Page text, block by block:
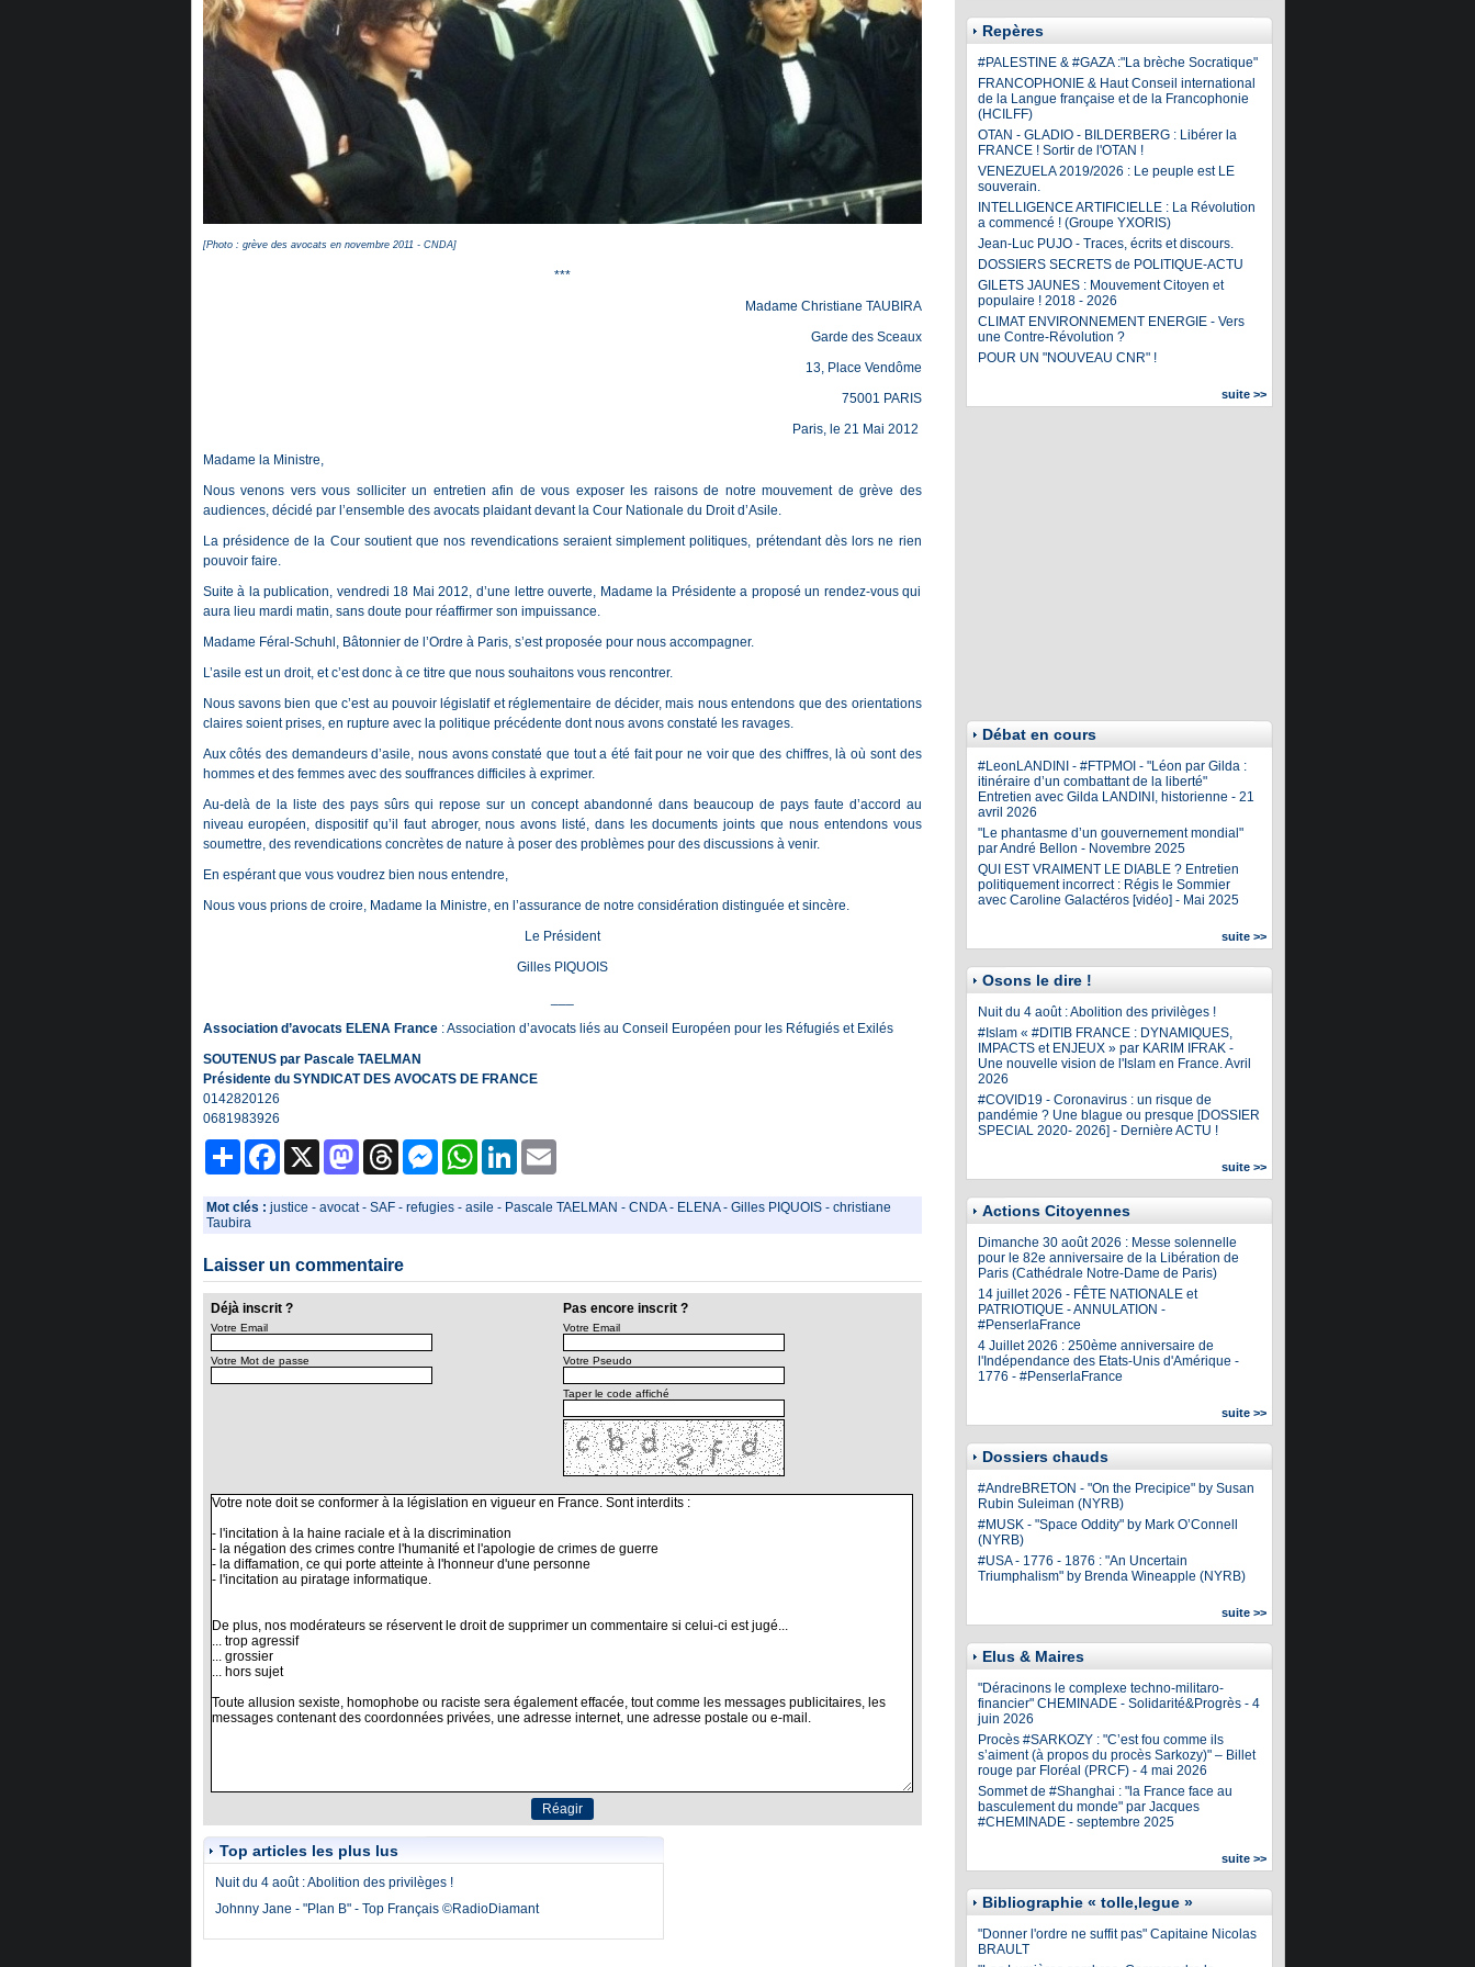
[Photo : grève des avocats en novembre 2011 - CNDA]
***
Madame Christiane TAUBIRA
Garde des Sceaux
13, Place Vendôme
75001 PARIS
Paris, le 21 Mai 2012
Madame la Ministre,
Nous venons vers vous solliciter un entretien afin de vous exposer les raisons de notre mouvement de grève des
audiences, décidé par l’ensemble des avocats plaidant devant la Cour Nationale du Droit d’Asile.
La présidence de la Cour soutient que nos revendications seraient simplement politiques, prétendant dès lors ne rien
pouvoir faire.
Suite à la publication, vendredi 18 Mai 2012, d’une lettre ouverte, Madame la Présidente a proposé un rendez-vous qui
aura lieu mardi matin, sans doute pour réaffirmer son impuissance.
Madame Féral-Schuhl, Bâtonnier de l’Ordre à Paris, s’est proposée pour nous accompagner.
L’asile est un droit, et c’est donc à ce titre que nous souhaitons vous rencontrer.
Nous savons bien que c’est au pouvoir législatif et réglementaire de décider, mais nous entendons que des orientations
claires soient prises, en rupture avec la politique précédente dont nous avons constaté les ravages.
Aux côtés des demandeurs d’asile, nous avons constaté que tout a été fait pour ne voir que des chiffres, là où sont des
hommes et des femmes avec des souffrances difficiles à exprimer.
Au-delà de la liste des pays sûrs qui repose sur un concept abandonné dans beaucoup de pays faute d’accord au
niveau européen, dispositif qu’il faut abroger, nous avons listé, dans les documents joints que nous entendons vous
soumettre, des revendications concrètes de nature à poser des problèmes pour des discussions à venir.
En espérant que vous voudrez bien nous entendre,
Nous vous prions de croire, Madame la Ministre, en l’assurance de notre considération distinguée et sincère.
Le Président
Gilles PIQUOIS
Association d’avocats ELENA France : Association d’avocats liés au Conseil Européen pour les Réfugiés et Exilés
SOUTENUS par Pascale TAELMAN
Présidente du SYNDICAT DES AVOCATS DE FRANCE
0142820126
0681983926
PartagerFacebook MastodonThreads MessengerWhatsAppLinkedIn
Mot clés : justice - avocat- SAF- refugies- asile - Pascale TAELMAN - CNDA- ELENA- Gilles PIQUOIS- christiane
Taubira
Laisser un commentaire
Déjà inscrit ? Pas encore inscrit ?
Votre Email
Votre Mot de passe
Votre Email
Votre Pseudo
Taper le code affiché
Top articles les plus lus
Nuit du 4 août : Abolition des privilèges !
Johnny Jane - "Plan B" - Top Français ©RadioDiamant
Repères
#PALESTINE & #GAZA :"La brèche Socratique"
FRANCOPHONIE & Haut Conseil international
de la Langue française et de la Francophonie
(HCILFF)
OTAN - GLADIO - BILDERBERG : Libérer la
FRANCE ! Sortir de l'OTAN !
VENEZUELA 2019/2026 : Le peuple est LE
souverain.
INTELLIGENCE ARTIFICIELLE : La Révolution
a commencé ! (Groupe YXORIS)
Jean-Luc PUJO - Traces, écrits et discours.
DOSSIERS SECRETS de POLITIQUE-ACTU
GILETS JAUNES : Mouvement Citoyen et
populaire ! 2018 - 2026
CLIMAT ENVIRONNEMENT ENERGIE - Vers
une Contre-Révolution ?
POUR UN "NOUVEAU CNR" !
suite >>
Débat en cours
#LeonLANDINI - #FTPMOI - "Léon par Gilda :
itinéraire d’un combattant de la liberté"
Entretien avec Gilda LANDINI, historienne - 21
avril 2026
"Le phantasme d’un gouvernement mondial"
par André Bellon - Novembre 2025
QUI EST VRAIMENT LE DIABLE ? Entretien
politiquement incorrect : Régis le Sommier
avec Caroline Galactéros [vidéo] - Mai 2025
suite >>
Osons le dire !
Nuit du 4 août : Abolition des privilèges !
#Islam « #DITIB FRANCE : DYNAMIQUES,
IMPACTS et ENJEUX » par KARIM IFRAK -
Une nouvelle vision de l'Islam en France. Avril
2026
#COVID19 - Coronavirus : un risque de
pandémie ? Une blague ou presque [DOSSIER
SPECIAL 2020- 2026] - Dernière ACTU !
suite >>
Actions Citoyennes
Dimanche 30 août 2026 : Messe solennelle
pour le 82e anniversaire de la Libération de
Paris (Cathédrale Notre-Dame de Paris)
14 juillet 2026 - FÊTE NATIONALE et
PATRIOTIQUE - ANNULATION -
#PenserlaFrance
4 Juillet 2026 : 250ème anniversaire de
l'Indépendance des Etats-Unis d'Amérique -
1776 - #PenserlaFrance
suite >>
Dossiers chauds
#AndreBRETON - "On the Precipice" by Susan
Rubin Suleiman (NYRB)
#MUSK - "Space Oddity" by Mark O’Connell
(NYRB)
#USA - 1776 - 1876 : "An Uncertain
Triumphalism" by Brenda Wineapple (NYRB)
suite >>
Elus & Maires
"Déracinons le complexe techno-militaro-
financier" CHEMINADE - Solidarité&Progrès - 4
juin 2026
Procès #SARKOZY : "C’est fou comme ils
s’aiment (à propos du procès Sarkozy)" – Billet
rouge par Floréal (PRCF) - 4 mai 2026
Sommet de #Shanghai : "la France face au
basculement du monde" par Jacques
#CHEMINADE - septembre 2025
suite >>
Bibliographie « tolle,legue »
"Donner l'ordre ne suffit pas" Capitaine Nicolas
BRAULT